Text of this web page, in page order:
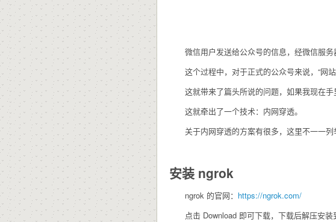
微信用户发送给公众号的信息，经微信服务
这个过程中，对于正式的公众号来说，“网站
这就带来了篇头所说的问题，如果我现在手
这就牵出了一个技术：内网穿透。
关于内网穿透的方案有很多，这里不一一列
安装 ngrok
ngrok 的官网： https://ngrok.com/
点击 Download 即可下载，下载后解压安装